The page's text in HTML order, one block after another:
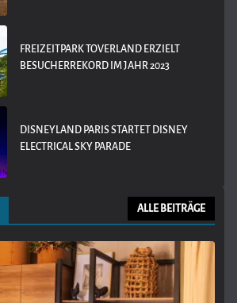
FREIZEITPARK TOVERLAND ERZIELT
BESUCHERREKORD IM JAHR 2023
DISNEYLAND PARIS STARTET DISNEY
ELECTRICAL SKY PARADE
ALLE BEITRÄGE